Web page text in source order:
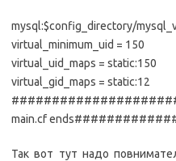
mysql:$config_directory/
virtual_minimum_uid = 150
virtual_uid_maps = static:150
virtual_gid_maps = static:12
main.cf
Так вот тут надо